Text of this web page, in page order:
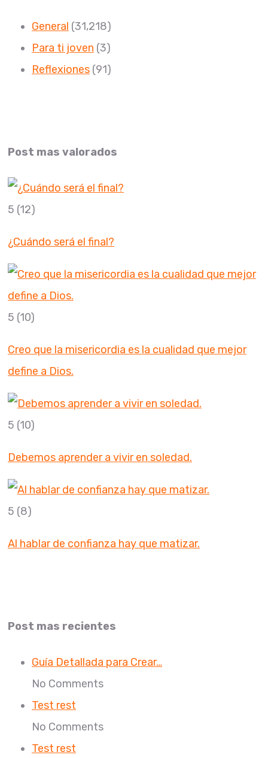
General (31,218)
Para ti joven (3)
Reflexiones (91)
Post mas valorados
5 (12)
¿Cuándo será el final?
5 (10)
Creo que la misericordia es la cualidad que mejor
define a Dios.
5 (10)
Debemos aprender a vivir en soledad.
5 (8)
Al hablar de confianza hay que matizar.
Post mas recientes
Guía Detallada para Crear…
No Comments
Test rest
No Comments
Test rest